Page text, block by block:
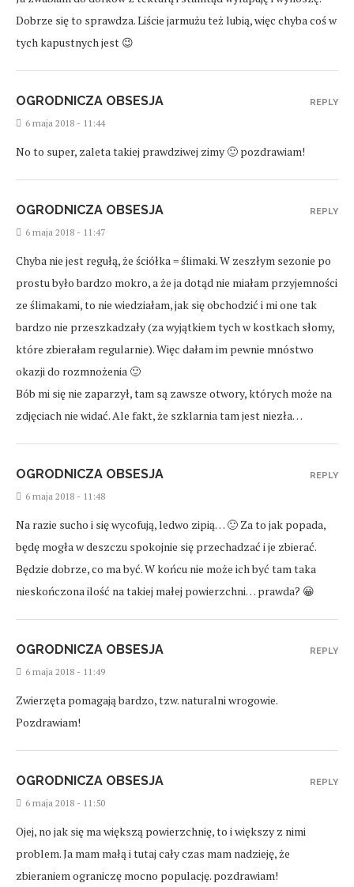
Dobrze się to sprawdza. Liście jarmużu też lubią, więc chyba coś w
tych kapustnych jest 😉
OGRODNICZA OBSESJA
6 maja 2018 - 11:44
No to super, zaleta takiej prawdziwej zimy 🙂 pozdrawiam!
REPLY
OGRODNICZA OBSESJA
6 maja 2018 - 11:47
Chyba nie jest regułą, że ściółka = ślimaki. W zeszłym sezonie po
prostu było bardzo mokro, a że ja dotąd nie miałam przyjemności
ze ślimakami, to nie wiedziałam, jak się obchodzić i mi one tak
bardzo nie przeszkadzały (za wyjątkiem tych w kostkach słomy,
które zbierałam regularnie). Więc dałam im pewnie mnóstwo
okazji do rozmnożenia 🙂
Bób mi się nie zaparzył, tam są zawsze otwory, których może na
zdjęciach nie widać. Ale fakt, że szklarnia tam jest niezła…
REPLY
OGRODNICZA OBSESJA
6 maja 2018 - 11:48
Na razie sucho i się wycofują, ledwo zipią… 🙂 Za to jak popada,
będę mogła w deszczu spokojnie się przechadzać i je zbierać.
Będzie dobrze, co ma być. W końcu nie może ich być tam taka
nieskończona ilość na takiej małej powierzchni… prawda? 😀
REPLY
OGRODNICZA OBSESJA
6 maja 2018 - 11:49
Zwierzęta pomagają bardzo, tzw. naturalni wrogowie.
Pozdrawiam!
REPLY
OGRODNICZA OBSESJA
6 maja 2018 - 11:50
Ojej, no jak się ma większą powierzchnię, to i większy z nimi
problem. Ja mam małą i tutaj cały czas mam nadzieję, że
zbieraniem ograniczę mocno populację. pozdrawiam!
REPLY